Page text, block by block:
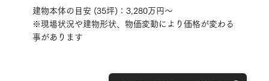
建物本体の目安 (35坪)：3,280万円〜
​※現場状況や建物形状、物価変動により価格が変わる
事があります